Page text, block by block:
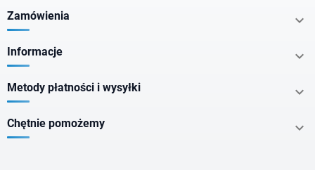
Dla kogo
Smak
Zamówienia 
Informacje 
Metody płatności i wysyłki 
Chętnie pomożemy 